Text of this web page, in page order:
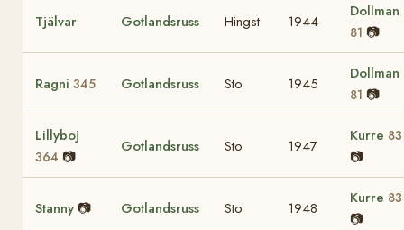
Tjälvar Gotlandsruss Hingst 1944
Dollman
81 📷
Ragni 345 Gotlandsruss Sto 1945
Dollman
81 📷
Lillyboj
364 📷
Gotlandsruss Sto 1947
Kurre 83
📷
Stanny 📷 Gotlandsruss Sto 1948
Kurre 83
📷